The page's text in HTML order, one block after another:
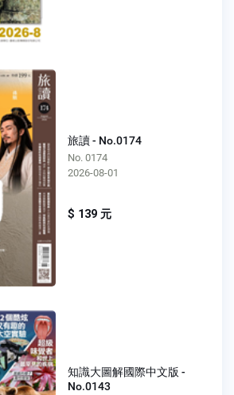
旅讀 - No.0174
No. 0174
2026-08-01
$ 139 元
知識大圖解國際中文版 -
No.0143